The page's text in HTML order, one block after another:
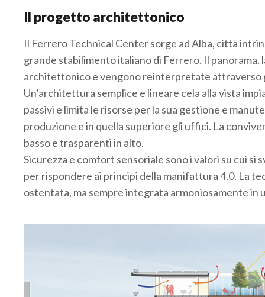
Il progetto architettonico
Il Ferrero Technical Center sorge ad Alba, città
grande stabilimento italiano di Ferrero. Il
architettonico e vengono reinterpretate attraverso
Un’architettura semplice e lineare cela alla vista
passivi e limita le risorse per la sua gestione e
produzione e in quella superiore gli uffici. La
basso e trasparenti in alto.
Sicurezza e comfort sensoriale sono i valori su cui
per rispondere ai principi della manifattura 4.0. La
ostentata, ma sempre integrata armoniosamente